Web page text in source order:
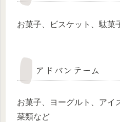
お菓子、ビスケット、駄菓
アドバンテーム
お菓子、ヨーグルト、アイ
菜類など